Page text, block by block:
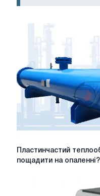
Пластинчастий
Пластинчастий
пощадити на опаленні?